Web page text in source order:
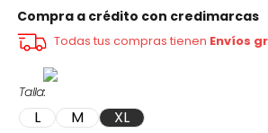
Compra a crédito con credimarcas
Todas tus compras tienen Envíos
Talla
L M XL